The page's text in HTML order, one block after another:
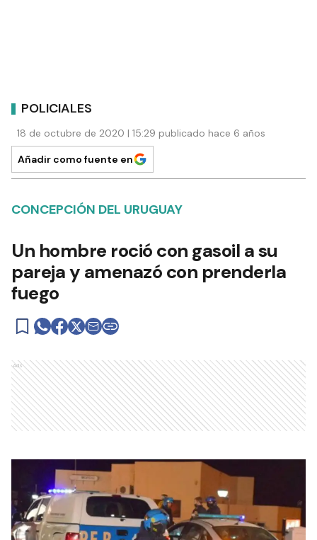
POLICIALES
18 de octubre de 2020 | 15:29 publicado hace 6 años
Añadir como fuente en
CONCEPCIÓN DEL URUGUAY
Un hombre roció con gasoil a su
pareja y amenazó con prenderla
fuego
Ads